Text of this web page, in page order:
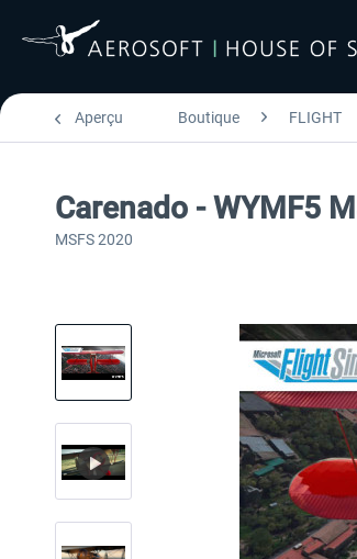
Aperçu Boutique FLIGHT
Carenado - WYMF5
MSFS 2020